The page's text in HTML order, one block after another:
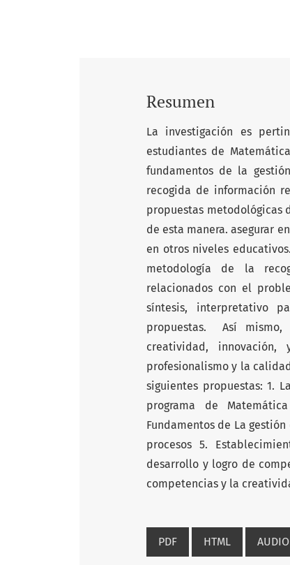
Resumen
La investigación es
estudiantes de
fundamentos de la
recogida de información
propuestas metodológicas
de esta manera. asegurar
en otros niveles
metodología de la
relacionados con el
síntesis, interpretativo
propuestas. Así
creatividad,
profesionalismo y la
siguientes propuestas: 1.
programa de
Fundamentos de La
procesos 5.
desarrollo y logro de
competencias y la
PDF HTML